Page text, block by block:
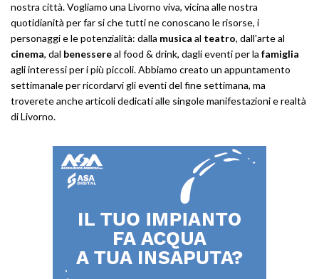
nostra città. Vogliamo una Livorno viva, vicina alle nostra
quotidianità per far si che tutti ne conoscano le risorse, i
personaggi e le potenzialità: dalla musica al teatro, dall'arte al
cinema, dal benessereal food & drink, dagli eventi per la famiglia
agli interessi per i più piccoli. Abbiamo creato un appuntamento
settimanale per ricordarvi gli eventi del fine settimana, ma
troverete anche articoli dedicati alle singole manifestazioni e realtà
di Livorno.